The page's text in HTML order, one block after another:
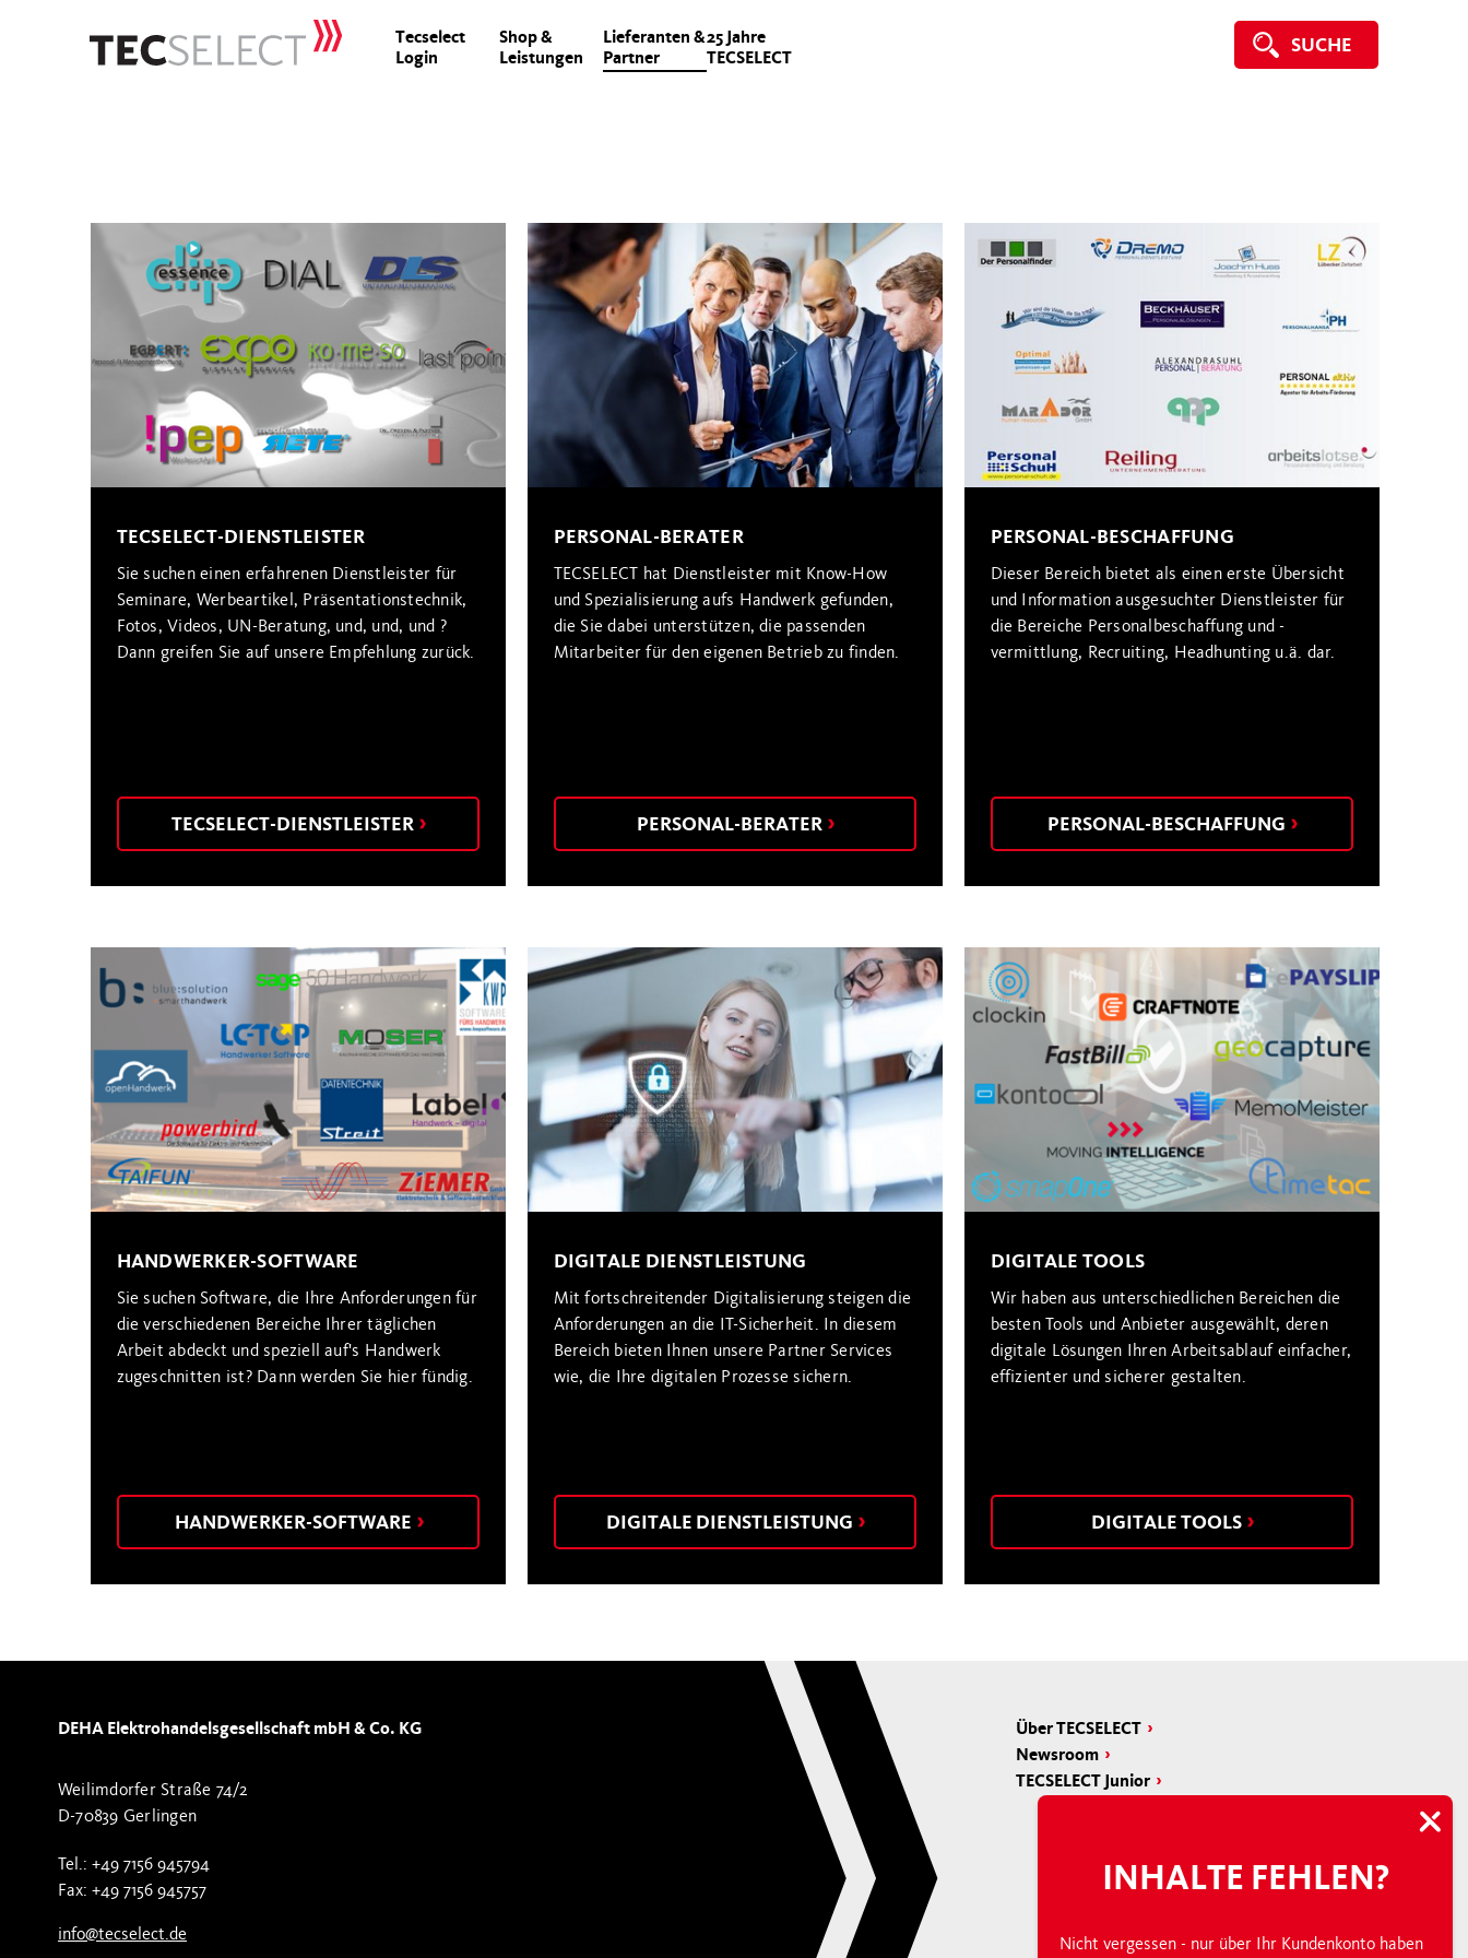
SUCHE
Tecselect
Login
Shop &
Leistungen
Lieferanten &
Partner
25 Jahre
TECSELECT
TECSELECT-DIENSTLEISTER
Sie suchen einen erfahrenen Dienstleister für
Seminare, Werbeartikel, Präsentationstechnik,
Fotos, Videos, UN-Beratung, und, und, und ?
Dann greifen Sie auf unsere Empfehlung zurück.
TECSELECT-DIENSTLEISTER
PERSONAL-BERATER
TECSELECT hat Dienstleister mit Know-How
und Spezialisierung aufs Handwerk gefunden,
die Sie dabei unterstützen, die passenden
Mitarbeiter für den eigenen Betrieb zu finden.
PERSONAL-BERATER
PERSONAL-BESCHAFFUNG
Dieser Bereich bietet als einen erste Übersicht
und Information ausgesuchter Dienstleister für
die Bereiche Personalbeschaffung und -
vermittlung, Recruiting, Headhunting u.ä. dar.
PERSONAL-BESCHAFFUNG
HANDWERKER-SOFTWARE
Sie suchen Software, die Ihre Anforderungen für
die verschiedenen Bereiche Ihrer täglichen
Arbeit abdeckt und speziell auf's Handwerk
zugeschnitten ist? Dann werden Sie hier fündig.
HANDWERKER-SOFTWARE
DIGITALE DIENSTLEISTUNG
Mit fortschreitender Digitalisierung steigen die
Anforderungen an die IT-Sicherheit. In diesem
Bereich bieten Ihnen unsere Partner Services
wie, die Ihre digitalen Prozesse sichern.
DIGITALE DIENSTLEISTUNG
DIGITALE TOOLS
Wir haben aus unterschiedlichen Bereichen die
besten Tools und Anbieter ausgewählt, deren
digitale Lösungen Ihren Arbeitsablauf einfacher,
effizienter und sicherer gestalten.
DIGITALE TOOLS
INHALTE FEHLEN?
Nicht vergessen - nur über Ihr Kundenkonto haben
DEHA Elektrohandelsgesellschaft mbH & Co. KG
Weilimdorfer Straße 74/2
D-70839 Gerlingen
Tel.: +49 7156 945794
Fax: +49 7156 945757
info@tecselect.de
Über TECSELECT
Newsroom
TECSELECT Junior